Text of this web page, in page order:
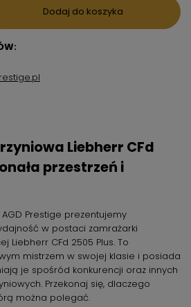
Dodaj do koszyka
Liebherr CFd
przestrzeń i
Prestige prezentujemy
w postaci zamrażarki
Liebherr CFd 2505 Plus. To
mistrzem w swojej klasie i posiada
je spośród konkurencji oraz innych
Przekonaj się, dlaczego
można polegać.